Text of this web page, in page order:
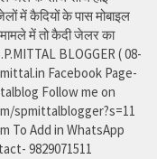
में कैदियों के पास मोबाइल
में तो कैदी जेलर का
BLOGGER ( 08-
Facebook Page-
Follow me on
spmittalblogger?s=11
To Add in WhatsApp
9829071511